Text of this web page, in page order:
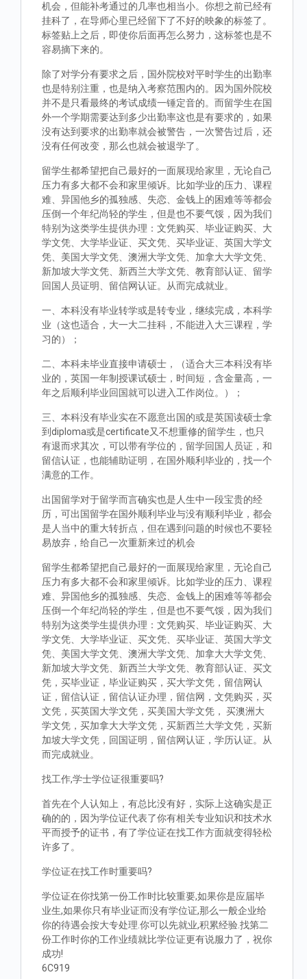
机会，但能补考通过的几率也相当小。你想之前已经有
挂科了，在导师心里已经留下了不好的映象的标签了。
标签贴上之后，即使你后面再怎么努力，这标签也是不
容易摘下来的。
除了对学分有要求之后，国外院校对平时学生的出勤率
也是特别注重，也是纳入考察范围内的。因为国外院校
并不是只看最终的考试成绩一锤定音的。而留学生在国
外一个学期需要达到多少出勤率这也是有要求的，如果
没有达到要求的出勤率就会被警告，一次警告过后，还
没有任何改变，那么也就会被退学了。
留学生都希望把自己最好的一面展现给家里，无论自己
压力有多大都不会和家里倾诉。比如学业的压力、课程
难、异国他乡的孤独感、失恋、金钱上的困难等等都会
压倒一个年纪尚轻的学生，但是也不要气馁，因为我们
特别为这类学生提供办理：文凭购买、毕业证购买、大
学文凭、大学毕业证、买文凭、买毕业证、英国大学文
凭、美国大学文凭、澳洲大学文凭、加拿大大学文凭、
新加坡大学文凭、新西兰大学文凭、教育部认证、留学
回国人员证明、留信网认证。从而完成就业。
一、本科没有毕业转学或是转专业，继续完成，本科学
业（这也适合，大一大二挂科，不能进入大三课程，学
习的）；
二、本科未毕业直接申请硕士，（适合大三本科没有毕
业的，英国一年制授课试硕士，时间短，含金量高，一
年之后顺利毕业回国就可以进入工作岗位。）；
三、本科没有毕业实在不愿意出国的或是英国读硕士拿
到diploma或是certificate又不想重修的留学生，也只
有退而求其次，可以带有学位的，留学回国人员证，和
留信认证，也能辅助证明，在国外顺利毕业的，找一个
满意的工作。
出国留学对于留学而言确实也是人生中一段宝贵的经
历，可出国留学在国外顺利毕业与没有顺利毕业，都会
是人当中的重大转折点，但在遇到问题的时候也不要轻
易放弃，给自己一次重新来过的机会
留学生都希望把自己最好的一面展现给家里，无论自己
压力有多大都不会和家里倾诉。比如学业的压力、课程
难、异国他乡的孤独感、失恋、金钱上的困难等等都会
压倒一个年纪尚轻的学生，但是也不要气馁，因为我们
特别为这类学生提供办理：文凭购买、毕业证购买、大
学文凭、大学毕业证、买文凭、买毕业证、英国大学文
凭、美国大学文凭、澳洲大学文凭、加拿大大学文凭、
新加坡大学文凭、新西兰大学文凭、教育部认证、买文
凭，买毕业证，毕业证购买，买大学文凭，留信网认
证，留信认证，留信认证办理，留信网，文凭购买，买
文凭，买英国大学文凭，买美国大学文凭， 买澳洲大
学文凭，买加拿大大学文凭，买新西兰大学文凭，买新
加坡大学文凭，回国证明，留信网认证，学历认证。从
而完成就业。
找工作,学士学位证很重要吗?
首先在个人认知上，有总比没有好，实际上这确实是正
确的的，因为学位证代表了你有相关专业知识和技术水
平而授予的证书，有了学位证在找工作方面就变得轻松
许多了。
学位证在找工作时重要吗?
学位证在你找第一份工作时比较重要,如果你是应届毕
业生,如果你只有毕业证而没有学位证,那么一般企业给
你的待遇会按大专处理.你可以先就业,积累经验.找第二
份工作时你的工作业绩就比学位证更有说服力了，祝你
成功!
6C919